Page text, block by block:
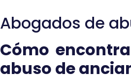
Abogados de
Cómo
abuso de